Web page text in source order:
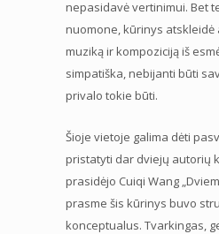
nepasidavė vertinimui. Bet
nuomone, kūrinys atskleidė
muziką ir kompoziciją iš
simpatiška, nebijanti būti
privalo tokie būti.
Šioje vietoje galima dėti
pristatyti dar dviejų autorių
prasidėjo Cuiqi Wang
prasme šis kūrinys buvo
konceptualus. Tvarkingas,